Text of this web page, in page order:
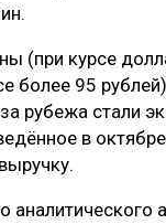
(при курсе
более 95
за рубежа
в